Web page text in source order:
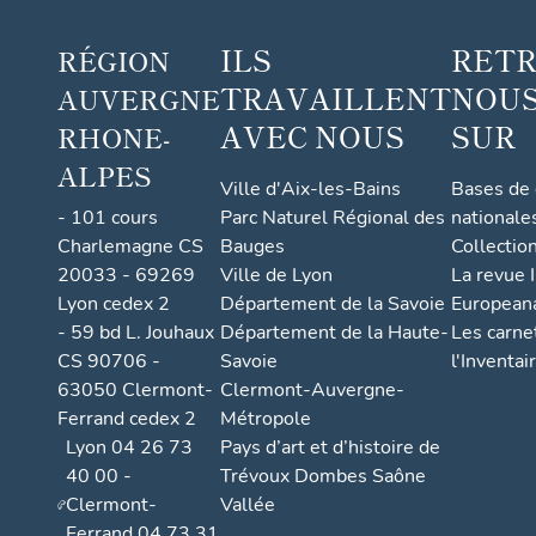
RÉGION
AUVERGNE
RHONE-
ALPES
- 101 cours
Charlemagne CS
20033 - 69269
Lyon cedex 2
- 59 bd L. Jouhaux
CS 90706 -
63050 Clermont-
Ferrand cedex 2
Lyon 04 26 73
40 00 -
Clermont-
ILS
TRAVAILLENT
AVEC NOUS
Ville d'Aix-les-Bains
Parc Naturel Régional des
Bauges
Ville de Lyon
Département de la Savoie
Département de la Haute-
Savoie
Clermont-Auvergne-
Métropole
Pays d’art et d’histoire de
Trévoux Dombes Saône
Vallée
SUR
Bases
La revue
Les